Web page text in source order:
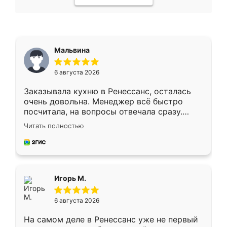
Мальвина
6 августа 2026
Заказывала кухню в Ренессанс, осталась
очень довольна. Менеджер всё быстро
посчитала, на вопросы отвечала сразу.
Замерщик приехал в субботу, подошёл к
делу со всей ответственностью. Собрали
за день, ребята работали аккуратно, даже
Читать полностью
Игорь М.
6 августа 2026
На самом деле в Ренессанс уже не первый